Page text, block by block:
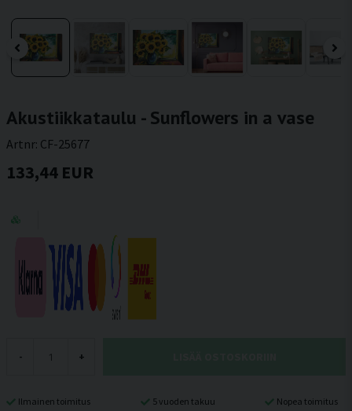
Akustiikkataulu - Sunflowers in a vase
Artnr: CF-25677
133,44 EUR
- +
Ilmainen toimitus 5 vuoden takuu Nopea toimitus